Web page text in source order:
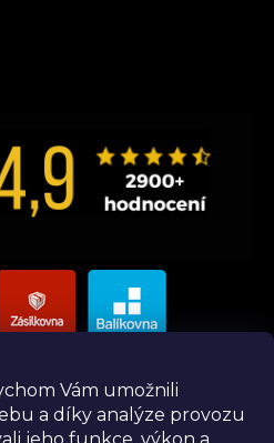
Vám umožnili
a díky analýze provozu